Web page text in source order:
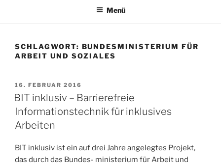
Menü
SCHLAGWORT: BUNDESMINISTERIUM FÜR
ARBEIT UND SOZIALES
VERÖFFENTLICHT
AM
16. FEBRUAR 2016
BIT inklusiv – Barrierefreie
Informationstechnik für inklusives
Arbeiten
BIT inklusiv ist ein auf drei Jahre angelegtes Projekt,
das durch das Bundes- ministerium für Arbeit und